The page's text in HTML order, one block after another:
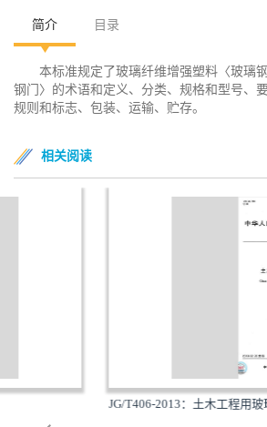
简介 目录
本标准规定了玻璃纤维增强塑料〈玻璃
钢门〉的术语和定义、分类、规格和型号、
规则和标志、包装、运输、贮存。
相关阅读
JG/T406-2013：土木工程用玻璃纤维增强筋